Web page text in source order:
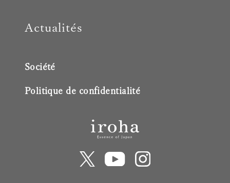
Actualités
Société
Politique de confidentialité